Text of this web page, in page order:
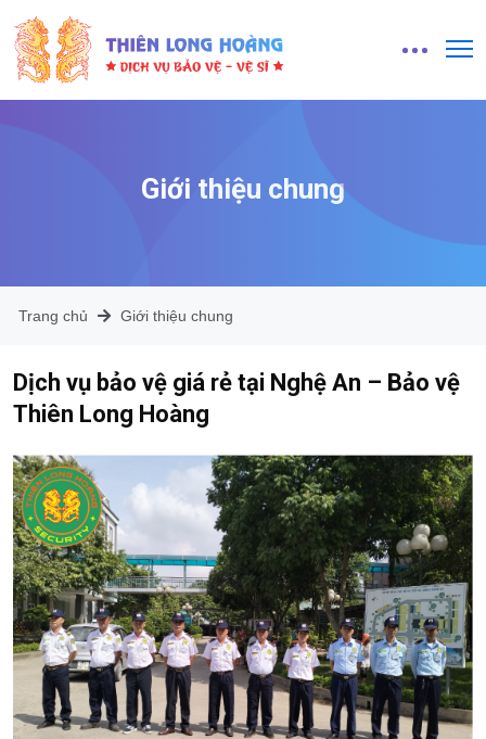
Giới thiệu chung
Trang chủ Giới thiệu chung
Dịch vụ bảo vệ giá rẻ tại Nghệ An – Bảo vệ
Thiên Long Hoàng